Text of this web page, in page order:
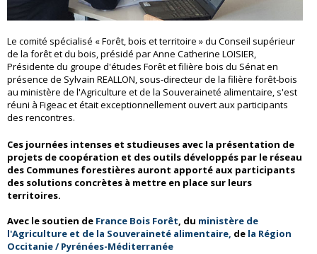
Le comité spécialisé « Forêt, bois et territoire » du Conseil supérieur
de la forêt et du bois, présidé par Anne Catherine LOISIER,
Présidente du groupe d'études Forêt et filière bois du Sénat en
présence de Sylvain REALLON, sous-directeur de la filière forêt-bois
au ministère de l'Agriculture et de la Souveraineté alimentaire, s'est
réuni à Figeac et était exceptionnellement ouvert aux participants
des rencontres.
Ces journées intenses et studieuses avec la présentation de
projets de coopération et des outils développés par le réseau
des Communes forestières auront apporté aux participants
des solutions concrètes à mettre en place sur leurs
territoires.
Avec le soutien de France Bois Forêt, du ministère de
l'Agriculture et de la Souveraineté alimentaire, de la Région
Occitanie / Pyrénées-Méditerranée